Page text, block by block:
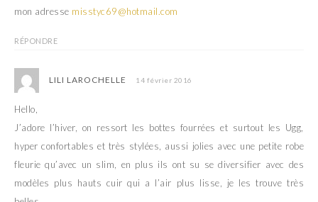
mon adresse misstyc69@hotmail.com
RÉPONDRE
LILI LAROCHELLE 14 février 2016
Hello,
J’adore l’hiver, on ressort les bottes fourrées et surtout les Ugg,
hyper confortables et très stylées, aussi jolies avec une petite robe
fleurie qu’avec un slim, en plus ils ont su se diversifier avec des
modèles plus hauts cuir qui a l’air plus lisse, je les trouve très